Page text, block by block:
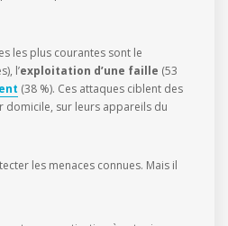
les plus courantes sont le
l’exploitation d’une faille (53
(38 %). Ces attaques ciblent des
domicile, sur leurs appareils du
les menaces connues. Mais il